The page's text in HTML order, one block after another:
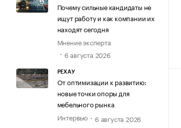
Почему сильные кандидаты не
ищут работу и как компании их
находят сегодня
Мнение эксперта
6 августа 2026
РЕХАУ
От оптимизации к развитию:
новые точки опоры для
мебельного рынка
Интервью
6 августа 2026